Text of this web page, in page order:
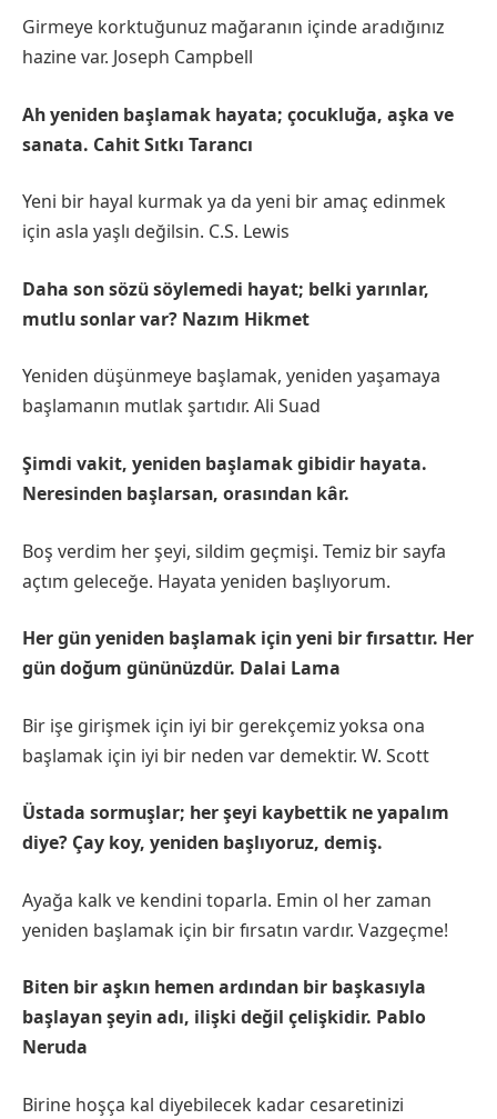
Girmeye korktuğunuz mağaranın içinde aradığınız
hazine var. Joseph Campbell
Ah yeniden başlamak hayata; çocukluğa, aşka ve
sanata. Cahit Sıtkı Tarancı
Yeni bir hayal kurmak ya da yeni bir amaç edinmek
için asla yaşlı değilsin. C.S. Lewis
Daha son sözü söylemedi hayat; belki yarınlar,
mutlu sonlar var? Nazım Hikmet
Yeniden düşünmeye başlamak, yeniden yaşamaya
başlamanın mutlak şartıdır. Ali Suad
Şimdi vakit, yeniden başlamak gibidir hayata.
Neresinden başlarsan, orasından kâr.
Boş verdim her şeyi, sildim geçmişi. Temiz bir sayfa
açtım geleceğe. Hayata yeniden başlıyorum.
Her gün yeniden başlamak için yeni bir fırsattır. Her
gün doğum gününüzdür. Dalai Lama
Bir işe girişmek için iyi bir gerekçemiz yoksa ona
başlamak için iyi bir neden var demektir. W. Scott
Üstada sormuşlar; her şeyi kaybettik ne yapalım
diye? Çay koy, yeniden başlıyoruz, demiş.
Ayağa kalk ve kendini toparla. Emin ol her zaman
yeniden başlamak için bir fırsatın vardır. Vazgeçme!
Biten bir aşkın hemen ardından bir başkasıyla
başlayan şeyin adı, ilişki değil çelişkidir. Pablo
Neruda
Birine hoşça kal diyebilecek kadar cesaretinizi